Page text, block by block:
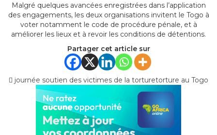
Malgré quelques avancées enregistrées dans l’application
des engagements, les deux organisations invitent le Togo à
voter notamment le code de procédure pénale, et à
améliorer les lieux et à revoir les conditions de détentions.
Partager cet article sur
journée soutien des victimes de la torturetorture au Togo